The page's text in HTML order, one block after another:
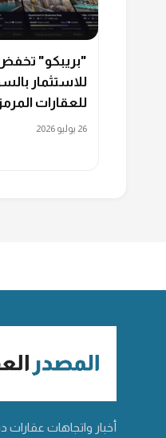
"بريبكو" تخفض
للاستثمار
للعقارات
26 يوليو 2026
أخبار واتجاهات عقارات